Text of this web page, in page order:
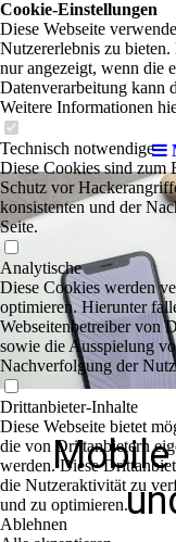
Cookie-Einstellungen
Diese Webseite
Nutzererlebnis zu
nur angezeigt, wenn die
Datenverarbeitung kann
Weitere Informationen
Technisch notwendige
Diese Cookies sind zum
Schutz vor
konsistenten und der
Seite.
Analytische
Diese Cookies werden
optimieren. Hierunter
Webseitenbetreiber von
sowie die Ausspielung
Nachverfolgung der
Drittanbieter-Inhalte
Diese Webseite bietet
die von Drittanbietern
werden. Diese
die Nutzeraktivität zu
und zu optimieren.
Ablehnen